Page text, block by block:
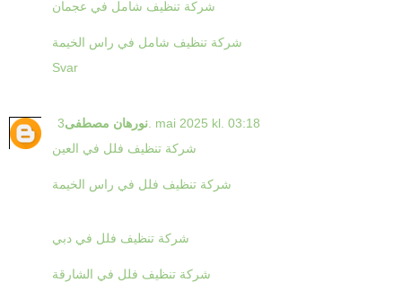
شركة تنظيف شامل في عجمان
شركة تنظيف شامل في راس الخيمة
Svar
نورهان مصطفى 3. mai 2025 kl. 03:18
شركة تنظيف فلل في العين
شركة تنظيف فلل في راس الخيمة
شركة تنظيف فلل في دبي
شركة تنظيف فلل في الشارقة